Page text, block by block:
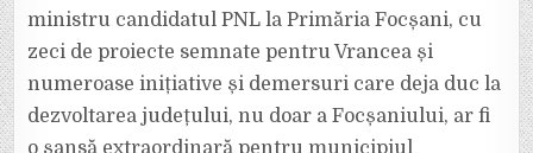
ministru candidatul PNL la Primăria Focșani, cu
zeci de proiecte semnate pentru Vrancea și
numeroase inițiative și demersuri care deja duc la
dezvoltarea județului, nu doar a Focșaniului, ar fi
o șansă extraordinară pentru municipiul